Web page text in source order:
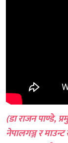
(डा राजन पाण्डे,
नेपालगञ्ज र